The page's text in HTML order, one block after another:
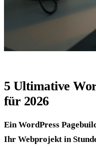
5 Ultimative
für 2026
Ein WordPress
Ihr Webprojekt in